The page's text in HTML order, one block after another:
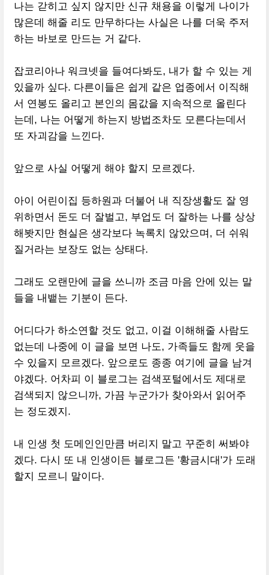
나는 갇히고 싶지 않지만 신규 채용을 이렇게 나이가
많은데 해줄 리도 만무하다는 사실은 나를 더욱 주저
하는 바보로 만드는 거 같다.
잡코리아나 워크넷을 들여다봐도, 내가 할 수 있는 게
있을까 싶다. 다른이들은 쉽게 같은 업종에서 이직해
서 연봉도 올리고 본인의 몸값을 지속적으로 올린다
는데, 나는 어떻게 하는지 방법조차도 모른다는데서
또 자괴감을 느낀다.
앞으로 사실 어떻게 해야 할지 모르겠다.
아이 어린이집 등하원과 더불어 내 직장생활도 잘 영
위하면서 돈도 더 잘벌고, 부업도 더 잘하는 나를 상상
해봣지만 현실은 생각보다 녹록치 않았으며, 더 쉬워
질거라는 보장도 없는 상태다.
그래도 오랜만에 글을 쓰니까 조금 마음 안에 있는 말
들을 내뱉는 기분이 든다.
어디다가 하소연할 것도 없고, 이걸 이해해줄 사람도
없는데 나중에 이 글을 보면 나도, 가족들도 함께 웃을
수 있을지 모르겠다. 앞으로도 종종 여기에 글을 남겨
야겠다. 어차피 이 블로그는 검색포털에서도 제대로
검색되지 않으니까, 가끔 누군가가 찾아와서 읽어주
는 정도겠지.
내 인생 첫 도메인인만큼 버리지 말고 꾸준히 써봐야
겠다. 다시 또 내 인생이든 블로그든 '황금시대'가 도래
할지 모르니 말이다.